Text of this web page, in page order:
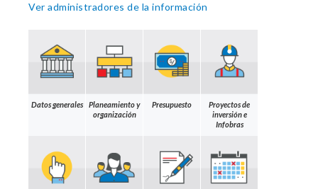
Ver administradores de la información
Datos generales
Planeamiento y
organización
Presupuesto
Proyectos de
inversión e
Infobras